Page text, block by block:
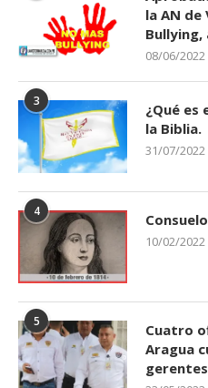
la AN de
Bullying,
08/06/2022
3
¿Qué es
la Biblia.
31/07/2022
4
10/02/2022
5
Cuatro
Aragua
gerentes